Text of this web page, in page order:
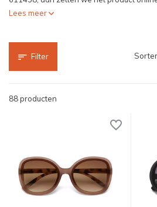
Lees meer
Filter
88 producten